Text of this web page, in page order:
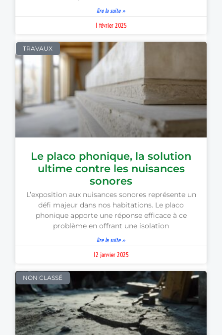
lire la suite »
1 février 2025
TRAVAUX
Le placo phonique, la solution
ultime contre les nuisances
sonores
L’exposition aux nuisances sonores représente un
défi majeur dans nos habitations. Le placo
phonique apporte une réponse efficace à ce
problème en offrant une isolation
lire la suite »
12 janvier 2025
NON CLASSÉ